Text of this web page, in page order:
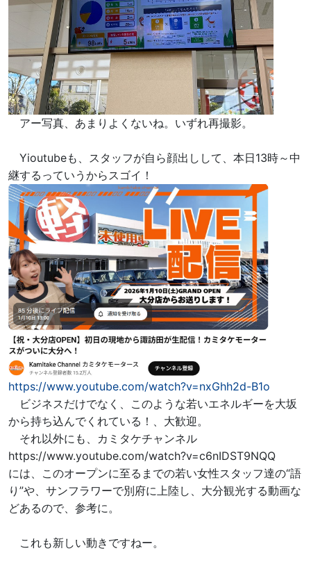
アー写真、あまりよくないね。いずれ再撮影。
Yioutubeも、スタッフが自ら顔出しして、本日13時～中
継するっていうからスゴイ！
https://www.youtube.com/watch?v=nxGhh2d-B1o
ビジネスだけでなく、このような若いエネルギーを大坂
から持ち込んでくれている！、大歓迎。
それ以外にも、カミタケチャンネル
https://www.youtube.com/watch?v=c6nIDST9NQQ
には、このオープンに至るまでの若い女性スタッフ達の“語
り”や、サンフラワーで別府に上陸し、大分観光する動画な
どあるので、参考に。
これも新しい動きですねー。